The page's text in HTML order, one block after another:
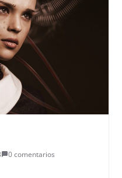
0 comentarios